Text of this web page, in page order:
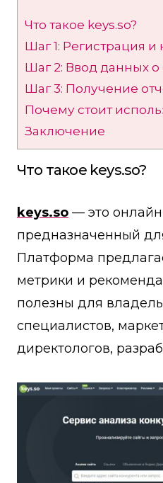
Что такое keys.so?
Шаг 1: Регистрация и
Шаг 2: Ввод данных о
Шаг 3: Получение
Почему стоит
Заключение
Что такое keys.so?
keys.so — это
предназначенный
Платформа
метрики и
полезны для
специалистов,
директологов,